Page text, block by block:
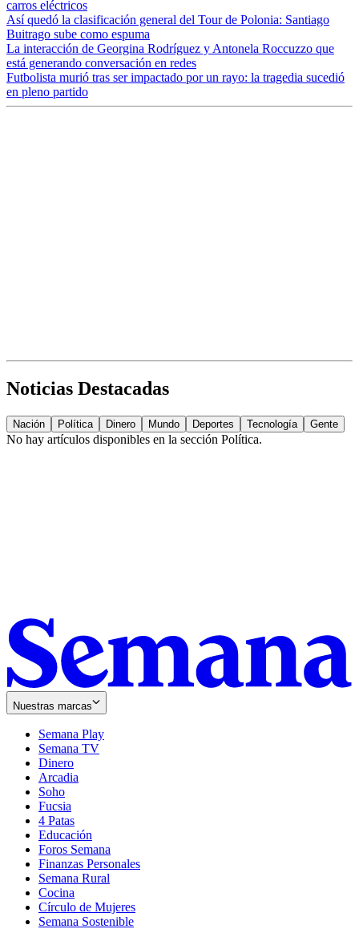
carros eléctricos
Así quedó la clasificación general del Tour de Polonia: Santiago
Buitrago sube como espuma
La interacción de Georgina Rodríguez y Antonela Roccuzzo que
está generando conversación en redes
Futbolista murió tras ser impactado por un rayo: la tragedia sucedió
en pleno partido
Noticias Destacadas
Nación Política Dinero Mundo Deportes Tecnología Gente
No hay artículos disponibles en la sección Política.
Nuestras marcas
Semana Play
Semana TV
Dinero
Arcadia
Soho
in
new
window
Fucsia
in
new
window
4 Patas
Educación
Foros Semana
Finanzas Personales
Semana Rural
Cocina
Círculo de Mujeres
Semana Sostenible